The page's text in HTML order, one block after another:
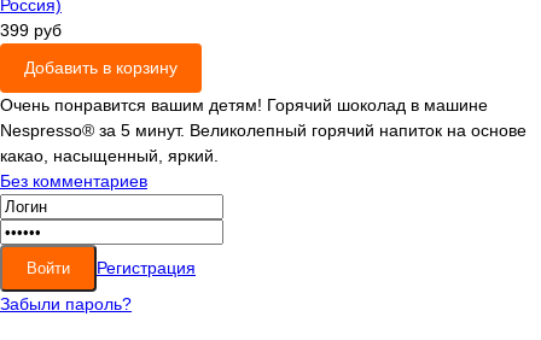
399 руб
Добавить в корзину
Очень понравится вашим детям! Горячий шоколад в машине
Nespresso® за 5 минут. Великолепный горячий напиток на основе
какао, насыщенный, яркий.
Без комментариев
Регистрация
Забыли пароль?